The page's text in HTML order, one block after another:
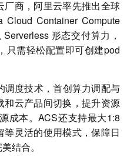
商，阿里云率先推出全球
Container Compute
形态交付算力，
只需轻松配置即可创建pod
调度技术，首创算力调配与
和云产品间切换，提升资源
成本。ACS还支持最大1:8
灵活的使用模式，保障日
结合。